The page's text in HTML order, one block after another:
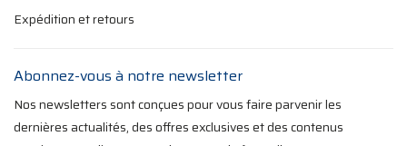
Expédition et retours
Abonnez-vous à notre newsletter
Nos newsletters sont conçues pour vous faire parvenir les
dernières actualités, des offres exclusives et des contenus